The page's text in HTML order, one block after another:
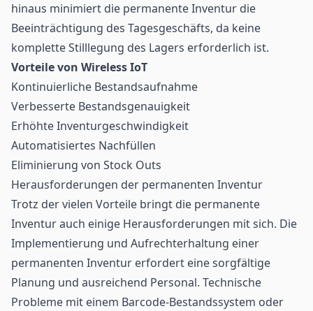
hinaus minimiert die permanente Inventur die
Beeinträchtigung des Tagesgeschäfts, da keine
komplette Stilllegung des Lagers erforderlich ist.
Vorteile von WirelessIoT
Kontinuierliche Bestandsaufnahme
Verbesserte Bestandsgenauigkeit
Erhöhte Inventurgeschwindigkeit
Automatisiertes Nachfüllen
Eliminierung von Stock Outs
Herausforderungen der permanenten Inventur
Trotz der vielen Vorteile bringt die permanente
Inventur auch einige Herausforderungen mit sich. Die
Implementierung und Aufrechterhaltung einer
permanenten Inventur erfordert eine sorgfältige
Planung und ausreichend Personal. Technische
Probleme mit einem Barcode-Bestandssystem oder